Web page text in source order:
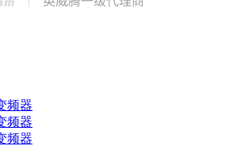
频器
频器
频器